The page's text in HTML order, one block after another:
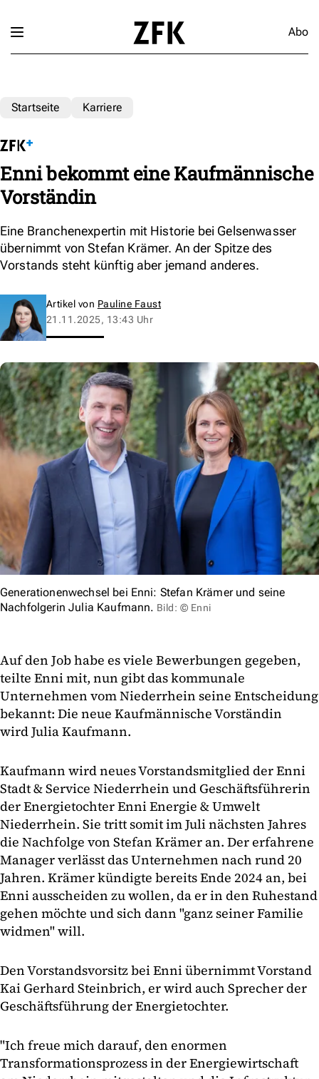
Abo
Startseite Karriere
Enni bekommt eine Kaufmännische
Vorständin
Eine Branchenexpertin mit Historie bei Gelsenwasser
übernimmt von Stefan Krämer. An der Spitze des
Vorstands steht künftig aber jemand anderes.
Artikel von Pauline Faust
21.11.2025, 13:43 Uhr
Generationenwechsel bei Enni: Stefan Krämer und seine
Nachfolgerin Julia Kaufmann. Bild: © Enni
Auf den Job habe es viele Bewerbungen gegeben,
teilte Enni mit, nun gibt das kommunale
Unternehmen vom Niederrhein seine Entscheidung
bekannt: Die neue Kaufmännische Vorständin
wird Julia Kaufmann.
Kaufmann wird neues Vorstandsmitglied der Enni
Stadt & Service Niederrhein und Geschäftsführerin
der Energietochter Enni Energie & Umwelt
Niederrhein. Sie tritt somit im Juli nächsten Jahres
die Nachfolge von Stefan Krämer an. Der erfahrene
Manager verlässt das Unternehmen nach rund 20
Jahren. Krämer kündigte bereits Ende 2024 an, bei
Enni ausscheiden zu wollen, da er in den Ruhestand
gehen möchte und sich dann "ganz seiner Familie
widmen" will.
Den Vorstandsvorsitz bei Enni übernimmt Vorstand
Kai Gerhard Steinbrich, er wird auch Sprecher der
Geschäftsführung der Energietochter.
"Ich freue mich darauf, den enormen
Transformationsprozess in der Energiewirtschaft